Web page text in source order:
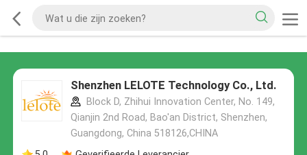
Shenzhen LELOTE Technology Co., Ltd.
Block D, Zhihui Innovation Center, No. 149,
Qianjin 2nd Road, Bao'an District, Shenzhen,
Guangdong, China 518126,CHINA